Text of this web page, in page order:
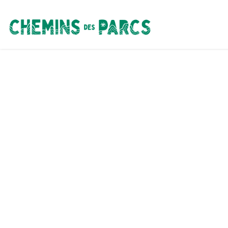
Chemins des Parcs